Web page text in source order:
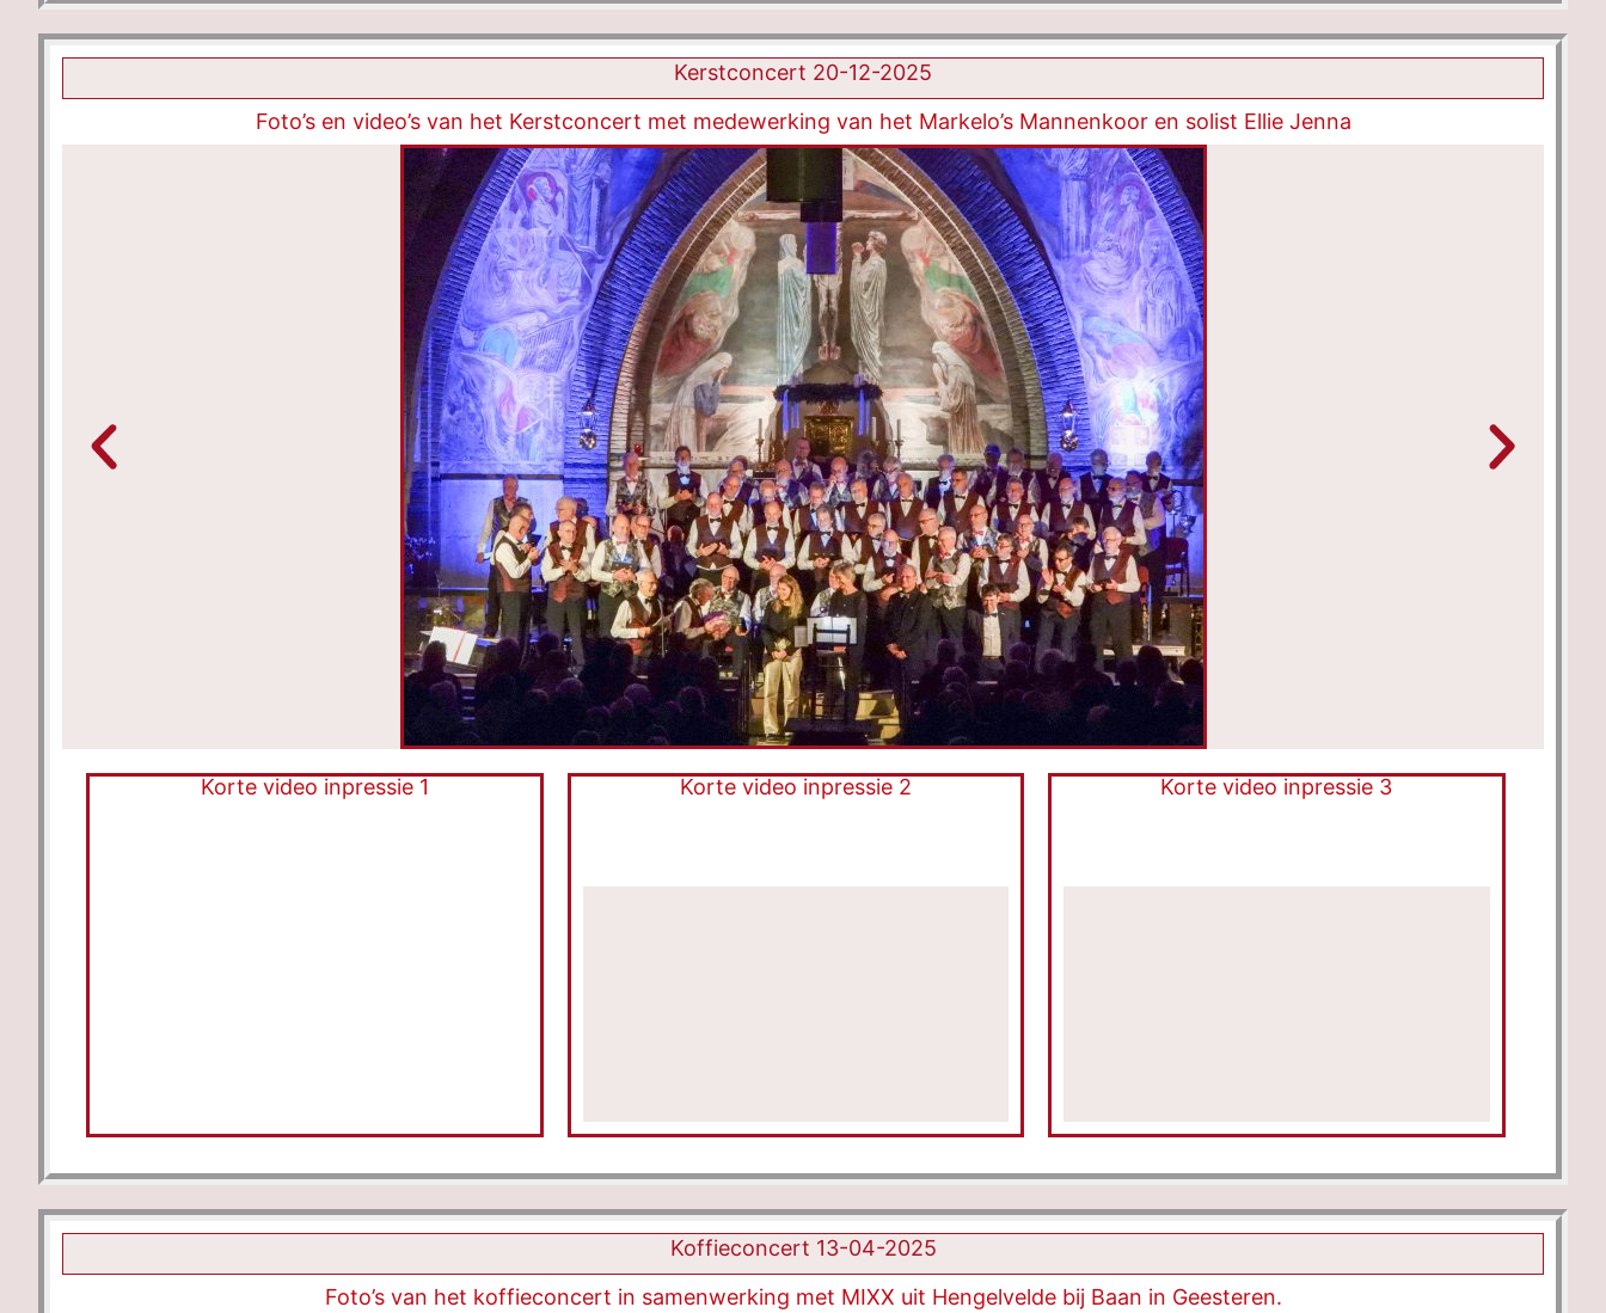
Kerstconcert 20-12-2025
Foto’s en video’s van het Kerstconcert met medewerking van het Markelo’s Mannenkoor en solist Ellie Jenna
Korte video inpressie 1 Korte video inpressie 2 Korte video inpressie 3
Koffieconcert 13-04-2025
Foto’s van het koffieconcert in samenwerking met MIXX uit Hengelvelde bij Baan in Geesteren.